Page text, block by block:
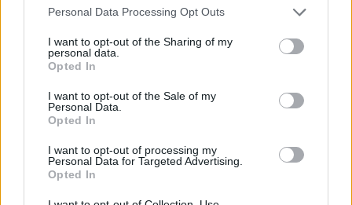
Please note that this website/app uses one or more Google
not limited to your visit or usage behaviour. You may click to
grant or deny consent to Google and its third-party tags to
use your data for below specified purposes in below Google
consent section.
Personal Data Processing Opt Outs
I want to opt-out of the Sharing of my
personal data.
Opted In
I want to opt-out of the Sale of my
Personal Data.
Opted In
I want to opt-out of processing my
Personal Data for Targeted Advertising.
Opted In
Zalgiris, Bayern Münih’ten
Sylvain Francisco’yu Transfer
Etti
27/JUN/24 13:56